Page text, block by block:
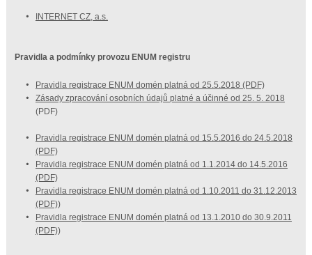
INTERNET CZ, a.s.
Pravidla a podmínky provozu ENUM registru
Pravidla registrace ENUM domén platná od 25.5.2018 (PDF)
Zásady zpracování osobních údajů platné a účinné od 25. 5. 2018
(PDF)
Pravidla registrace ENUM domén platná od 15.5.2016 do 24.5.2018
(PDF)
Pravidla registrace ENUM domén platná od 1.1.2014 do 14.5.2016
(PDF)
Pravidla registrace ENUM domén platná od 1.10.2011 do 31.12.2013
(PDF))
Pravidla registrace ENUM domén platná od 13.1.2010 do 30.9.2011
(PDF))